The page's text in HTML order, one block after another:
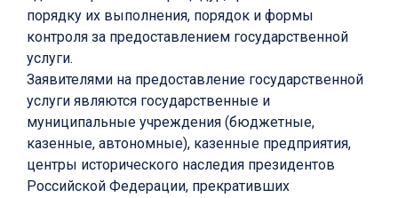
порядку их выполнения, порядок и формы
контроля за предоставлением государственной
услуги.
Заявителями на предоставление государственной
услуги являются государственные и
муниципальные учреждения (бюджетные,
казенные, автономные), казенные предприятия,
центры исторического наследия президентов
Российской Федерации, прекративших